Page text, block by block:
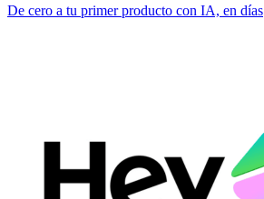
De cero a tu primer producto con IA, en días